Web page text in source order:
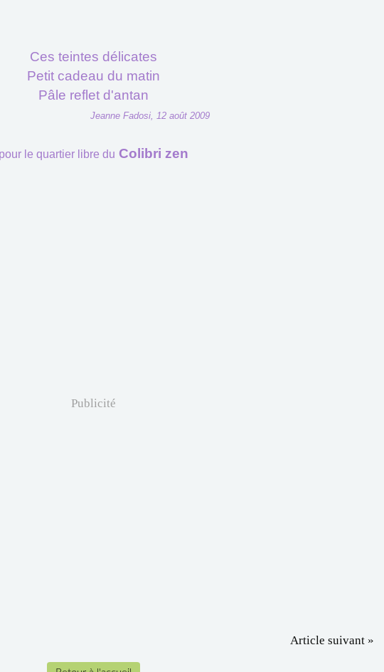
Ces teintes délicates
Petit cadeau du matin
Pâle reflet d'antan
Jeanne Fadosi, 12 août 2009
pour le quartier libre du Colibri zen
Publicité
Article suivant »